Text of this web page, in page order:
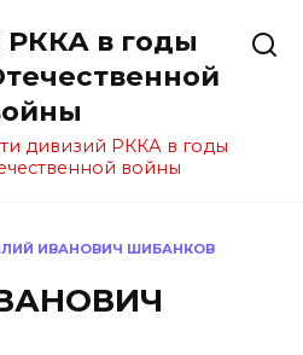
в годы
дивизий РККА в годы
войны
ИВАНОВИЧ ШИБАНКОВ